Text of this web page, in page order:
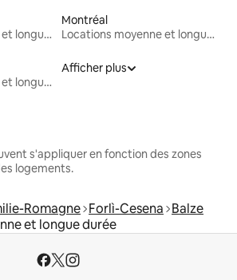
Locations moyenne et longue durée
Montréal
Locations moyenne et longue durée
Locations moyenne et longue durée
Afficher plus
s'appliquer en fonction des zones
logements.
Romagne Forlì-Cesena Balze
et longue durée